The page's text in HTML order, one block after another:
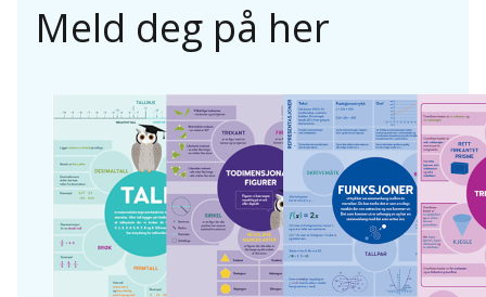
Meld deg på her